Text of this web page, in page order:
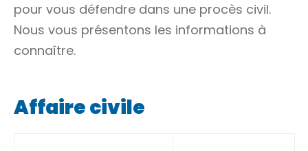
pour vous défendre dans une procès civil.
Nous vous présentons les informations à
connaître.
Affaire civile